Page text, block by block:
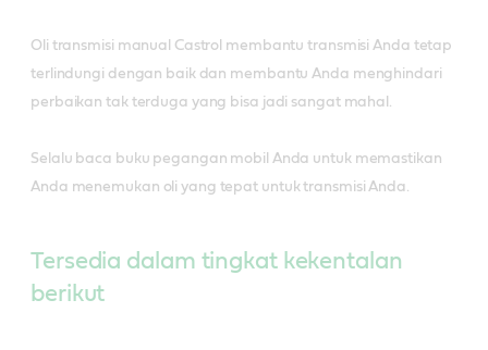
Oli transmisi manual Castrol membantu transmisi Anda tetap
terlindungi dengan baik dan membantu Anda menghindari
perbaikan tak terduga yang bisa jadi sangat mahal.
Selalu baca buku pegangan mobil Anda untuk memastikan
Anda menemukan oli yang tepat untuk transmisi Anda.
Tersedia dalam tingkat kekentalan
berikut​